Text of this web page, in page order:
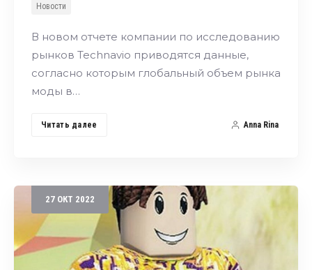
Новости
В новом отчете компании по исследованию
рынков Technavio приводятся данные,
согласно которым глобальный объем рынка
моды в…
Читать далее Anna Rina
27 ОКТ 2022